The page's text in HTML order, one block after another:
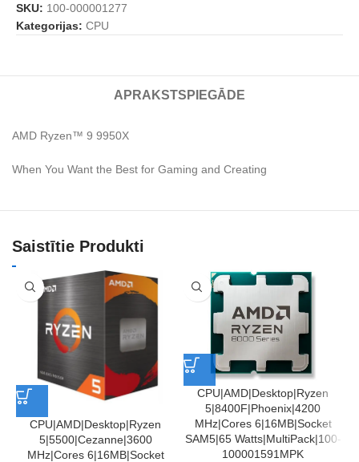
SKU: 100-000001277
Kategorijas: CPU
APRAKSTS PIEGĀDE
AMD Ryzen™ 9 9950X
When You Want the Best for Gaming and Creating
Saistītie Produkti
CPU|AMD|Desktop|Ryzen
5|5500|Cezanne|3600
MHz|Cores 6|16MB|Socket
CPU|AMD|Desktop|Ryzen
5|8400F|Phoenix|4200
MHz|Cores 6|16MB|Socket
SAM5|65 Watts|MultiPack|100-
100001591MPK